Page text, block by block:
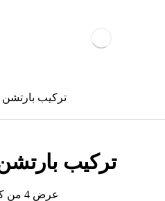
تركيب
تركيب
عرض ⁦4⁩ من كل النتائج